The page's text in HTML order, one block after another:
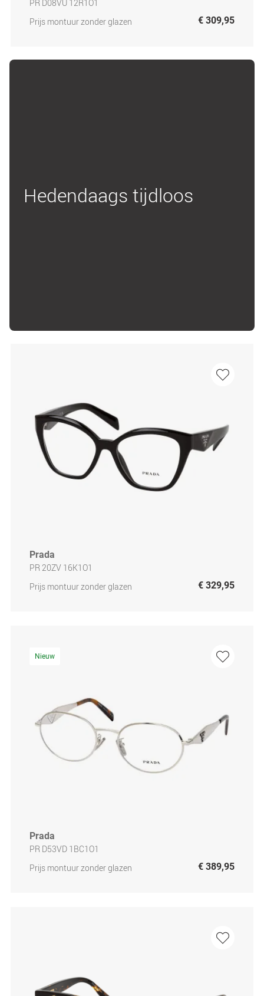
PR D08VU 12R1O1
Prijs montuur zonder glazen
€ 309,95
Hedendaags tijdloos
Prada
PR 20ZV 16K1O1
Prijs montuur zonder glazen
€ 329,95
Nieuw
Prada
PR D53VD 1BC1O1
Prijs montuur zonder glazen
€ 389,95